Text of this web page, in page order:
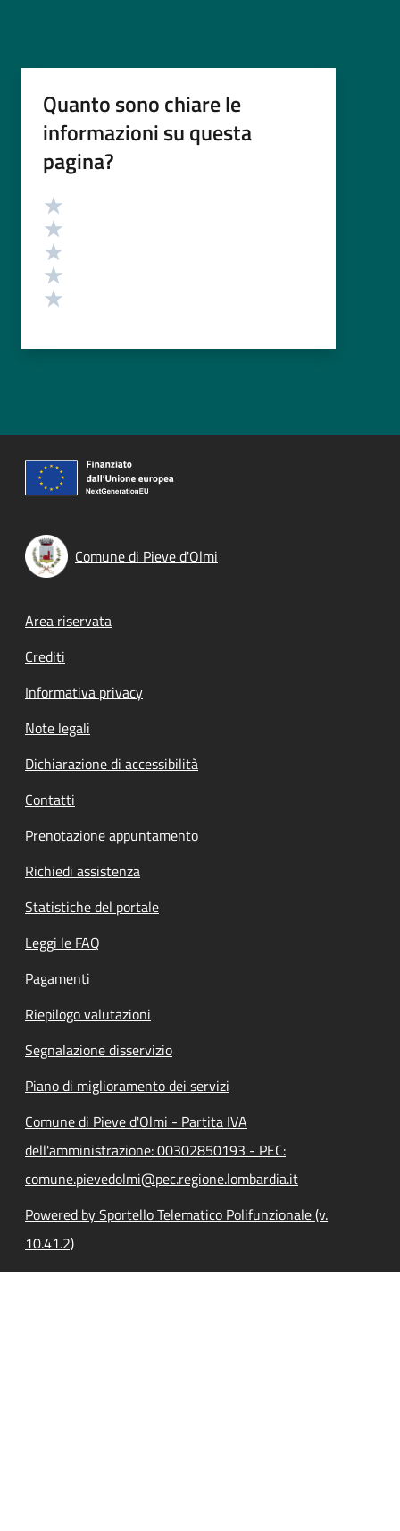
Quanto sono chiare le
informazioni su questa
pagina?
Valutazione
Comune di Pieve d'Olmi
Footer menu
Area riservata
Crediti
Informativa privacy
Note legali
Dichiarazione di accessibilità
Contatti
Prenotazione appuntamento
Richiedi assistenza
Statistiche del portale
Leggi le FAQ
Pagamenti
Riepilogo valutazioni
Segnalazione disservizio
Piano di miglioramento dei servizi
Comune di Pieve d'Olmi - Partita IVA
dell'amministrazione: 00302850193 - PEC:
comune.pievedolmi@pec.regione.lombardia.it
Powered by Sportello Telematico Polifunzionale (v.
10.41.2)